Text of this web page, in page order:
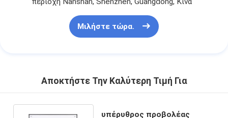
Μιλήστε τώρα.
Αποκτήστε Την Καλύτερη Τιμή Για
υπέρυθρος προβολέας